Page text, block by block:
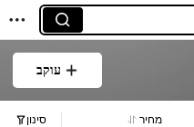
עוקב
מחיר סינון